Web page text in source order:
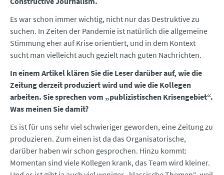
Es war schon immer wichtig, nicht nur das Destruktive zu
suchen. In Zeiten der Pandemie ist natürlich die allgemeine
Stimmung eher auf Krise orientiert, und in dem Kontext
sucht man vielleicht auch gezielt nach guten Nachrichten.
In einem Artikel klären Sie die Leser darüber auf, wie die
Zeitung derzeit produziert wird und wie die Kollegen
arbeiten. Sie sprechen vom „publizistischen Krisengebiet“.
Was meinen Sie damit?
Es ist für uns sehr viel schwieriger geworden, eine Zeitung zu
produzieren. Zum einen ist da das Organisatorische,
darüber haben wir schon gesprochen. Hinzu kommt:
Momentan sind viele Kollegen krank, das Team wird kleiner.